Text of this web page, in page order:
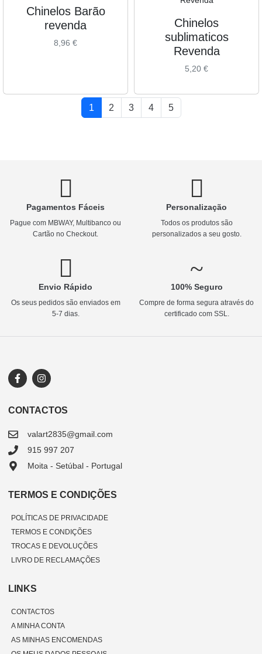
Chinelos Barão
revenda
8,96 €
Chinelos
sublimaticos
Revenda
5,20 €
Current Page
1 Page
2 Page
3 Page
4 Page
5
Pagamentos Fáceis
Pague com MBWAY, Multibanco ou
Cartão no Checkout.
Personalização
Todos os produtos são
personalizados a seu gosto.
Envio Rápido
Os seus pedidos são enviados em
5-7 dias.
100% Seguro
Compre de forma segura através do
certificado com SSL.
CONTACTOS
valart2835@gmail.com
915 997 207
Moita - Setúbal - Portugal
TERMOS E CONDIÇÕES
POLÍTICAS DE PRIVACIDADE
TERMOS E CONDIÇÕES
TROCAS E DEVOLUÇÕES
LIVRO DE RECLAMAÇÕES
LINKS
CONTACTOS
A MINHA CONTA
AS MINHAS ENCOMENDAS